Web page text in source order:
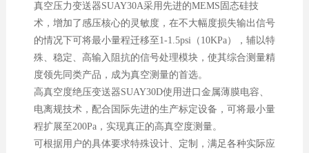
真空压力变送器SUAY30A采用先进的MEMS固态硅技
术，增加了感压核心的灵敏度，在不大幅度损失输出信号
的情况下可将最小量程迁移至1-1.5psi（10KPa），辅以特
殊、稳定、高输入阻抗的信号处理模块，使其综合测量精
度领先同类产品，成为真空测量的首选。
高真空度绝压变送器SUAY30D使用进口金属薄膜电容、
电离规技术，配合国际先进的生产标定设备，可将最小量
程扩展至200Pa，实现真正的高真空度测量。
可根据用户的具体要求特殊设计、定制，满足各种实际应